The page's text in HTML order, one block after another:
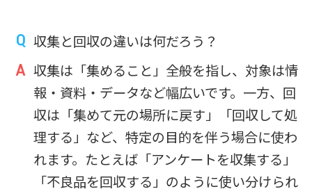
収集と回収の違いは何だろう？
収集は「集めること」全般を指し、対象は情
報・資料・データなど幅広いです。一方、回
収は「集めて元の場所に戻す」「回収して処
理する」など、特定の目的を伴う場合に使わ
れます。たとえば「アンケートを収集する」
「不良品を回収する」のように使い分けられ